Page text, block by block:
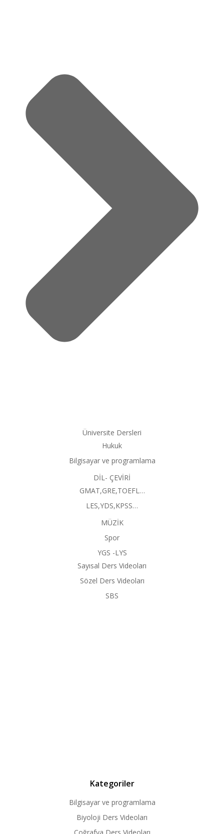
Üniversite Dersleri
Hukuk
Bilgisayar ve programlama
DİL- ÇEVİRİ
GMAT,GRE,TOEFL…
LES,YDS,KPSS…
MÜZİK
Spor
YGS -LYS
Sayısal Ders Videoları
Sözel Ders Videoları
SBS
Kategoriler
Bilgisayar ve programlama
Biyoloji Ders Videoları
Coğrafya Ders Videoları